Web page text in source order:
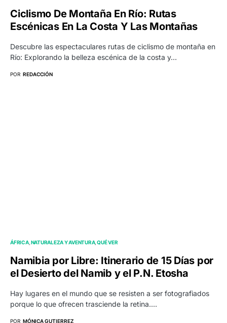
Ciclismo De Montaña En Río: Rutas
Escénicas En La Costa Y Las Montañas
Descubre las espectaculares rutas de ciclismo de montaña en
Río: Explorando la belleza escénica de la costa y…
POR REDACCIÓN
ÁFRICA NATURALEZA Y AVENTURA QUÉ VER
Namibia por Libre: Itinerario de 15 Días por
el Desierto del Namib y el P.N. Etosha
Hay lugares en el mundo que se resisten a ser fotografiados
porque lo que ofrecen trasciende la retina.…
POR MÓNICA GUTIERREZ